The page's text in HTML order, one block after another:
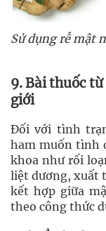
Sử dụng rễ mật
9. Bài thuốc
giới
Đối với tình
ham muốn tình
khoa như rối
liệt dương, xuất
kết hợp giữa
theo công thức